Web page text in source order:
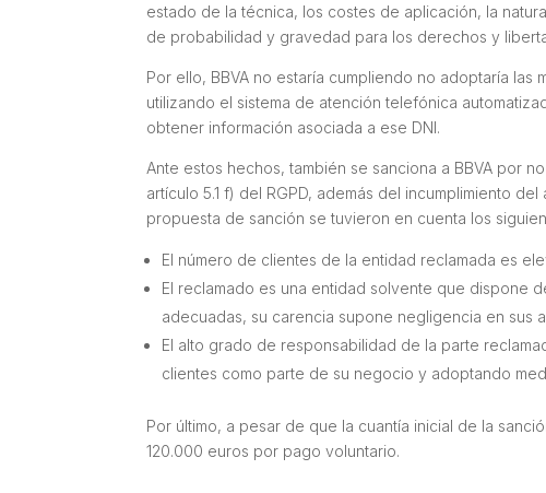
estado de la técnica, los costes de aplicación, la
de probabilidad y gravedad para los derechos y
Por ello, BBVA no estaría cumpliendo no adoptaría
utilizando el sistema de atención telefónica
obtener información asociada a ese DNI.
Ante estos hechos, también se sanciona a BBVA por
artículo 5.1 f) del RGPD, además del incumplimiento
propuesta de sanción se tuvieron en cuenta los
El número de clientes de la entidad reclamada es
El reclamado es una entidad solvente que dispone
adecuadas, su carencia supone negligencia en sus
El alto grado de responsabilidad de la parte
clientes como parte de su negocio y adoptando
Por último, a pesar de que la cuantía inicial de la
120.000 euros por pago voluntario.